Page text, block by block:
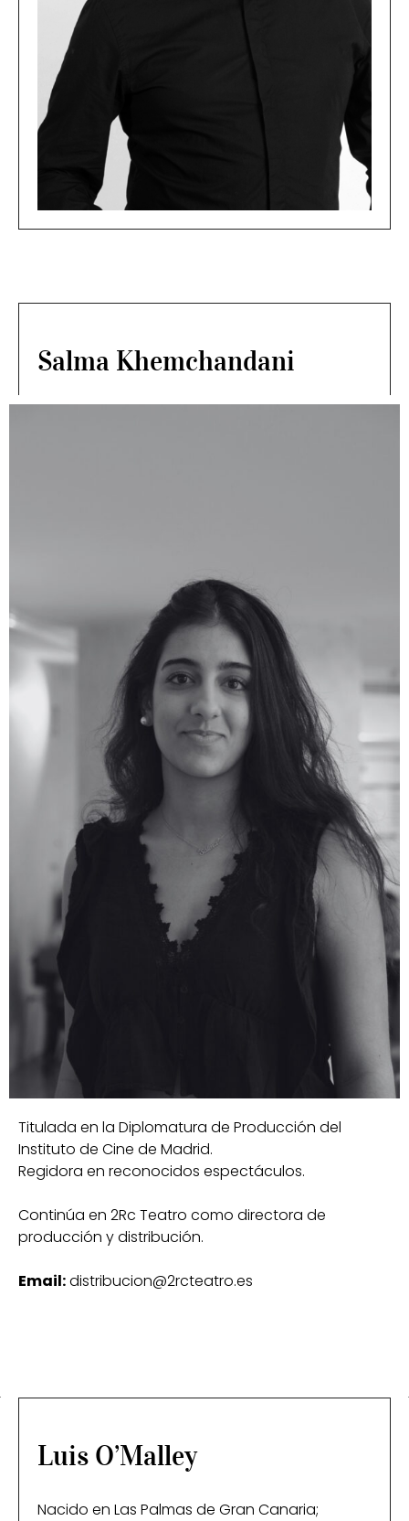
Salma Khemchandani
Titulada en la Diplomatura de Producción del
Instituto de Cine de Madrid.
Regidora en reconocidos espectáculos.
Continúa en 2Rc Teatro como directora de
producción y distribución.
Email:distribucion@2rcteatro.es
Luis O’Malley
Nacido en Las Palmas de Gran Canaria;